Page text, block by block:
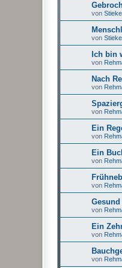
von
von
Ich bin
von
Nach
von
von
Ein
von
Ein
von
von
von
Ein
von
von